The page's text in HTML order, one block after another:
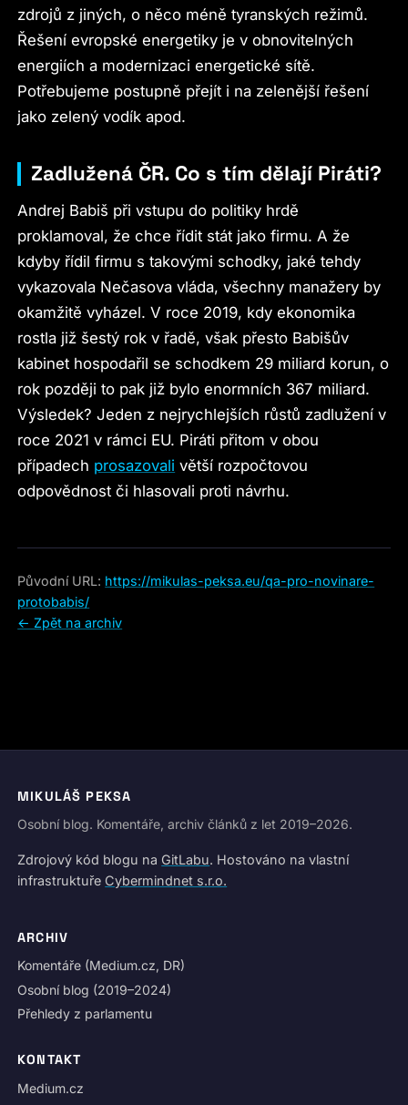
zdrojů z jiných, o něco méně tyranských režimů.
Řešení evropské energetiky je v obnovitelných
energiích a modernizaci energetické sítě.
Potřebujeme postupně přejít i na zelenější řešení
jako zelený vodík apod.
Zadlužená ČR. Co s tím dělají Piráti?
Andrej Babiš při vstupu do politiky hrdě
proklamoval, že chce řídit stát jako firmu. A že
kdyby řídil firmu s takovými schodky, jaké tehdy
vykazovala Nečasova vláda, všechny manažery by
okamžitě vyházel. V roce 2019, kdy ekonomika
rostla již šestý rok v řadě, však přesto Babišův
kabinet hospodařil se schodkem 29 miliard korun, o
rok později to pak již bylo enormních 367 miliard.
Výsledek? Jeden z nejrychlejších růstů zadlužení v
roce 2021 v rámci EU. Piráti přitom v obou
případech prosazovali větší rozpočtovou
odpovědnost či hlasovali proti návrhu.
Původní URL: https://mikulas-peksa.eu/qa-pro-novinare-
protobabis/
← Zpět na archiv
MIKULÁŠ PEKSA
Osobní blog. Komentáře, archiv článků z let 2019–2026.
Zdrojový kód blogu na GitLabu. Hostováno na vlastní
infrastruktuře Cybermindnet s.r.o.
ARCHIV
Komentáře (Medium.cz, DR)
Osobní blog (2019–2024)
Přehledy z parlamentu
KONTAKT
Medium.cz